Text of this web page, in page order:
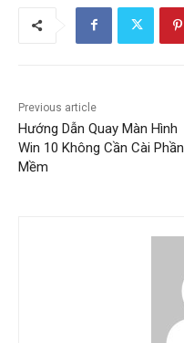
Previous article
Hướng Dẫn Quay Màn Hình
Win 10 Không Cần Cài Phần
Mềm